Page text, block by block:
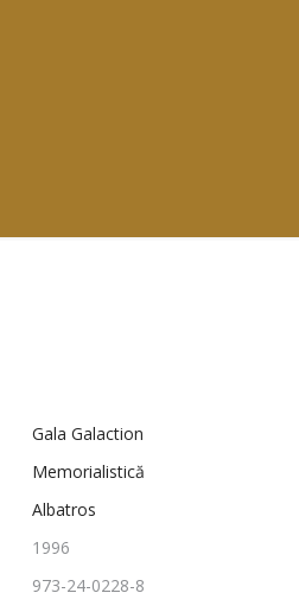
Gala Galaction
Memorialistică
Albatros
1996
973-24-0228-8